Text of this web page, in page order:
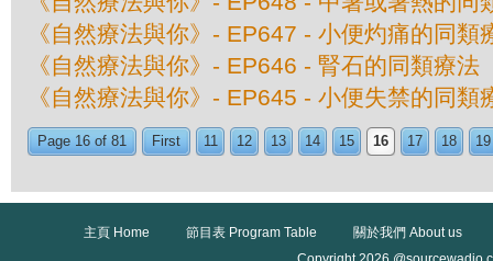
《自然療法與你》- EP647 - 小便灼痛的同類
《自然療法與你》- EP646 - 腎石的同類療法
《自然療法與你》- EP645 - 小便失禁的同類
Page 16 of 81 First 11 12 13 14 15 16 17 18 19
主頁 Home 節目表 Program Table
關於我們 About us